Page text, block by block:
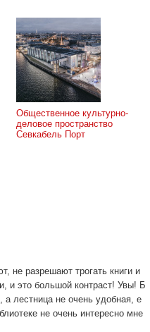
Общественное культурно-
деловое пространство
Севкабель Порт
не разрешают трогать книги и
и это большой контраст! Увы! Б
а лестница не очень удобная, е
не очень интересно мне